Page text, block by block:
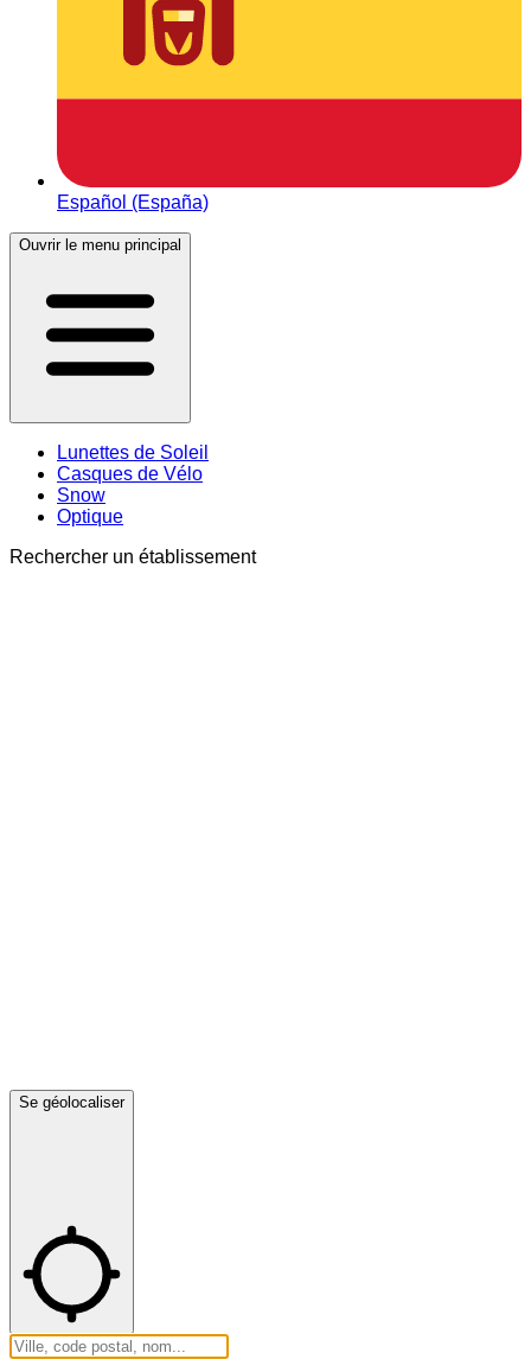
Español (España)
Ouvrir le menu principal
Lunettes de Soleil
Casques de Vélo
Snow
Optique
Rechercher un établissement
Se géolocaliser